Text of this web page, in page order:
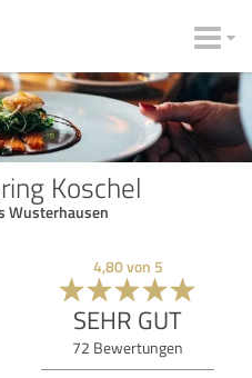
Koschel
Wusterhausen
4,80von 5
SEHR GUT
72 Bewertungen